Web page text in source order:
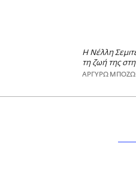
Η Νέλλη
τη ζωή της
ΑΡΓΥΡΩ